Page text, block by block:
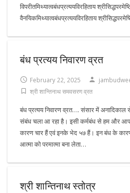
विपरीतमिथ्यात्वबंधप्रत्ययविरहिताय
वैनयिकमिथ्यात्वबंधप्रत्ययविरहिताय
बंध प्रत्यय निवारण व्रत
February 22, 2025
श्री शान्तिनाथ समवसरण व्रत
बंध प्रत्यय निवारण व्रत…. संसार में अनादिकाल
संबंध चला आ रहा है। इसी कर्मबंध से हम और
कारण चार हैं एवं इनके भेद ५७ हैं। इन बंध के
आत्मा को परमात्मा बना लेता…
श्री शान्तिनाथ स्तोत्र